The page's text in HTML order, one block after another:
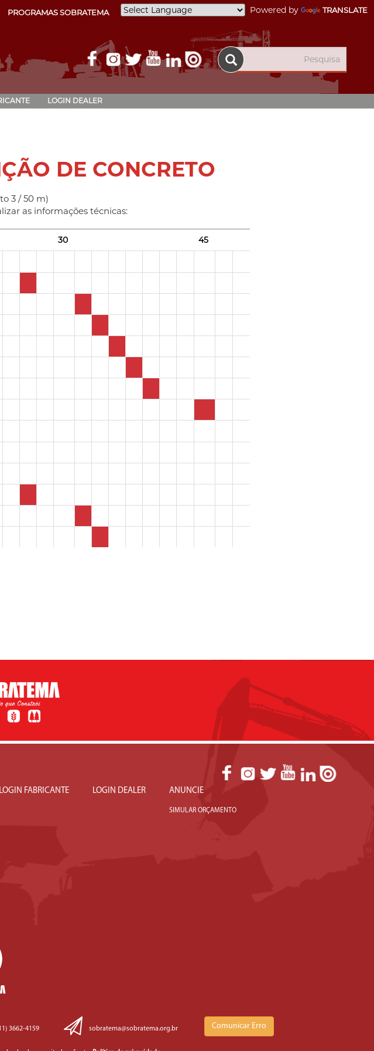
PROGRAMAS SOBRATEMA Powered by TRANSLATE
LOGIN DEALER
DE CONCRETO
3 / 50 m)
as informações técnicas:
30 45
LOGIN FABRICANTE LOGIN DEALER ANUNCIE
SIMULAR ORÇAMENTO
3662-4159 sobratema@sobratema.org.br Comunicar Erro